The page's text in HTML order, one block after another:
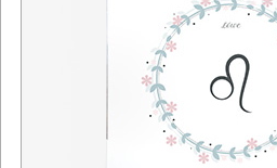
Format: 30x60 cm
ausbelichtet auf echtem
Spiralbindung weiß
13 Seiten inklusive
Startmonat und -jahr frei
zahlreiche Layouts